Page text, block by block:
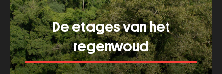
je
blijft
ontdekken
De etages van het
regenwoud